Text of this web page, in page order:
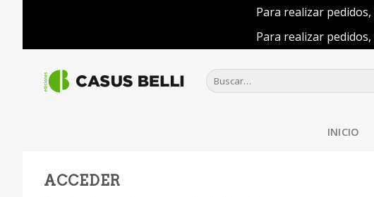
Para realizar
Para realizar
contenido
Buscar
por:
INICIO
ACCEDER